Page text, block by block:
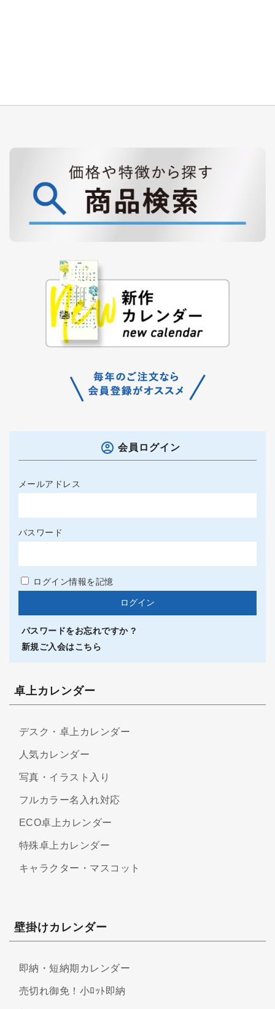
会員ログイン
メールアドレス
パスワード
ログイン情報を記憶
パスワードをお忘れですか ?
新規ご入会はこちら
卓上カレンダー
デスク・卓上カレンダー
人気カレンダー
写真・イラスト入り
フルカラー名入れ対応
ECO卓上カレンダー
特殊卓上カレンダー
キャラクター・マスコット
壁掛けカレンダー
即納・短納期カレンダー
売切れ御免！小ﾛｯﾄ即納